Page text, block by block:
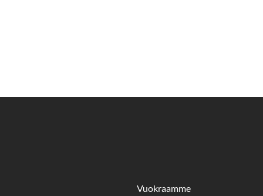
Vuokraamme